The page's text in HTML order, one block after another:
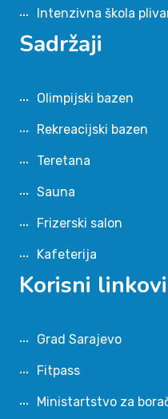
Intenzivna škola
Sadržaji
Olimpijski bazen
Rekreacijski bazen
Teretana
Sauna
Frizerski salon
Kafeterija
Korisni linkovi
Grad Sarajevo
Fitpass
Ministartstvo za